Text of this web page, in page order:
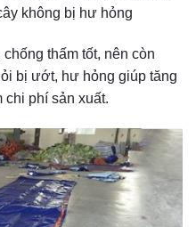
không bị hư hỏng
chống thấm tốt, nên còn
bị ướt, hư hỏng giúp tăng
chi phí sản xuất.